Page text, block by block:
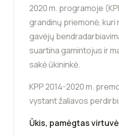
2020 m. programoje
grandinų priemonė, kuri
gavėjų
suartina gamintojus ir
sakė ūkininkė.
KPP 2014-2020 m.
vystant žaliavos
Ūkis, pamėgtas